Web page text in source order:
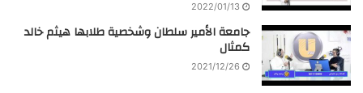
2022/01/13
جامعة الأمير سلطان وشخصية طلابها هيثم خالد
كمثال
2021/12/26